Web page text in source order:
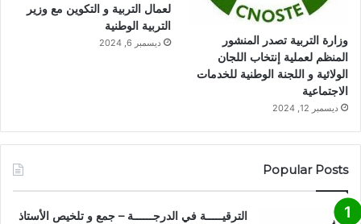
وزارة التربية تصدر المنشور
المنظم لعملية إنتخاب اللجان
الولائية و اللجنة الوطنية للخدمات
الاجتماعية
ديسمبر 12, 2024
لعمال التربية و التكوين مع وزير
التربية الوطنية
ديسمبر 6, 2024
Popular Posts
الترقيـــــة في الدرجــــــة – جمع و تلخيص الأستاذ